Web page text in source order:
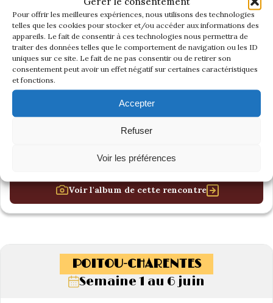
Pour offrir les meilleures expériences, nous utilisons des technologies
telles que les cookies pour stocker et/ou accéder aux informations des
appareils. Le fait de consentir à ces technologies nous permettra de
traiter des données telles que le comportement de navigation ou les ID
uniques sur ce site. Le fait de ne pas consentir ou de retirer son
consentement peut avoir un effet négatif sur certaines caractéristiques
et fonctions.
Accepter
Refuser
Voir les préférences
Voir l'album de cette rencontre
POITOU-CHARENTES
Semaine 1 au 6 juin